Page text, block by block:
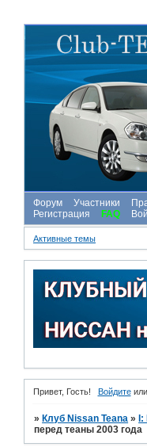
Форум Участники
Регистрация
FAQ
Активные темы
Привет, Гость! Войдитеили
» Клуб Nissan Teana »
перед теаны 2003 года